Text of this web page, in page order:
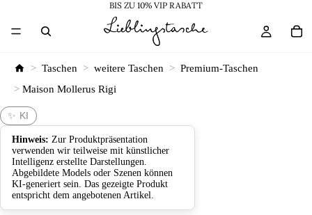
BIS ZU 10% VIP RABATT
> Taschen > weitere Taschen > Premium-Taschen
> Maison Mollerus Rigi
✨ KI
Hinweis: Zur Produktpräsentation
verwenden wir teilweise mit künstlicher
Intelligenz erstellte Darstellungen.
Abgebildete Models oder Szenen können
KI-generiert sein. Das gezeigte Produkt
entspricht dem angebotenen Artikel.